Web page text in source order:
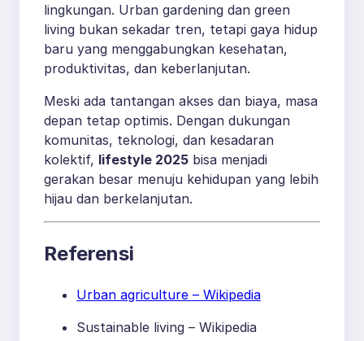
lingkungan. Urban gardening dan green
living bukan sekadar tren, tetapi gaya hidup
baru yang menggabungkan kesehatan,
produktivitas, dan keberlanjutan.
Meski ada tantangan akses dan biaya, masa
depan tetap optimis. Dengan dukungan
komunitas, teknologi, dan kesadaran
kolektif, lifestyle 2025 bisa menjadi
gerakan besar menuju kehidupan yang lebih
hijau dan berkelanjutan.
Referensi
Urban agriculture – Wikipedia
Sustainable living – Wikipedia